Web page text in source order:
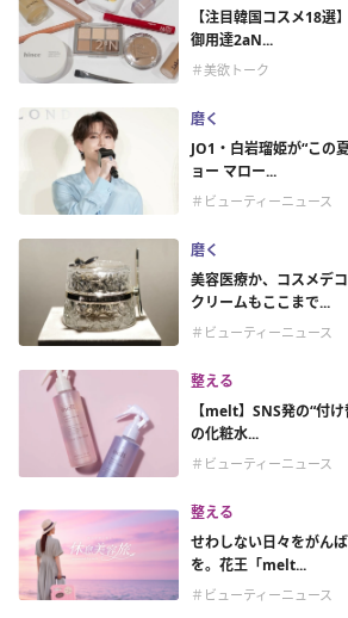
【注目韓国コスメ18選
御用達2aN...
＃美欲トーク
磨く
JO1・白岩瑠姫が“こ
ョー マロー...
＃ビューティーニュース
磨く
美容医療か、コスメデ
クリームもここまで...
＃ビューティーニュース
整える
【melt】SNS発の“付
の化粧水...
＃ビューティーニュース
整える
せわしない日々をがん
を。花王「melt...
＃ビューティーニュース